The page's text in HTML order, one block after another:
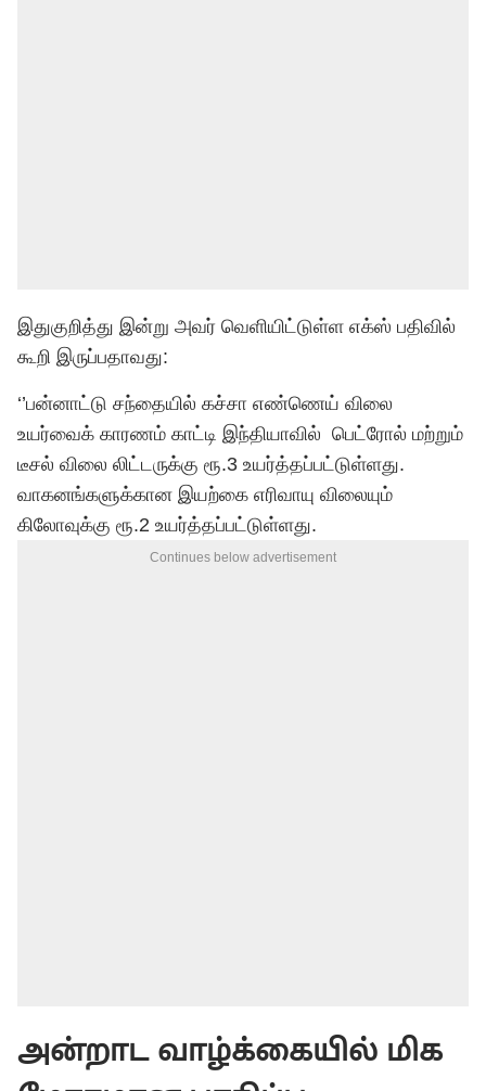
இதுகுறித்து இன்று அவர் வெளியிட்டுள்ள எக்ஸ் பதிவில்
கூறி இருப்பதாவது:
‘’பன்னாட்டு சந்தையில் கச்சா எண்ணெய் விலை
உயர்வைக் காரணம் காட்டி இந்தியாவில் பெட்ரோல் மற்றும்
டீசல் விலை லிட்டருக்கு ரூ.3 உயர்த்தப்பட்டுள்ளது.
வாகனங்களுக்கான இயற்கை எரிவாயு விலையும்
கிலோவுக்கு ரூ.2 உயர்த்தப்பட்டுள்ளது.
Continues below advertisement
அன்றாட வாழ்க்கையில் மிக